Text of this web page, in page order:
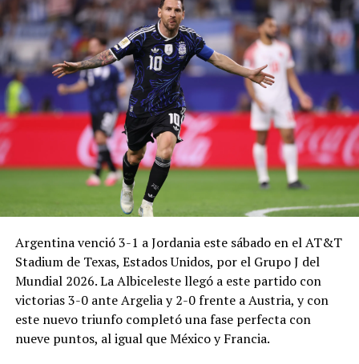
Argentina venció 3-1 a Jordania este sábado en el AT&T
Stadium de Texas, Estados Unidos, por el Grupo J del
Mundial 2026. La Albiceleste llegó a este partido con
victorias 3-0 ante Argelia y 2-0 frente a Austria, y con
este nuevo triunfo completó una fase perfecta con
nueve puntos, al igual que México y Francia.